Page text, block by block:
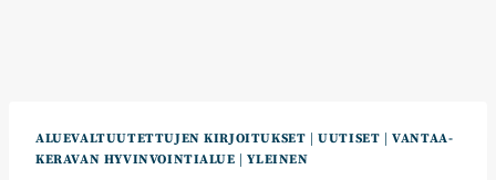
ALUEVALTUUTETTUJEN KIRJOITUKSET |UUTISET |VANTAA-
KERAVAN HYVINVOINTIALUE |YLEINEN